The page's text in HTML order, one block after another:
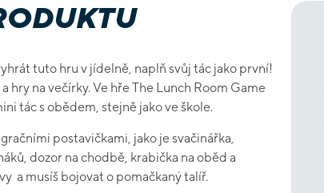
tuto hru v jídelně, naplň svůj tác jako první!
a hry na večírky. Ve hře The Lunch Room Game
tács obědem, stejně jakove škole.
postavičkami, jako je svačinářka,
, dozor na chodbě, krabička na oběd a
a musíš bojovat o pomačkanýtalíř.